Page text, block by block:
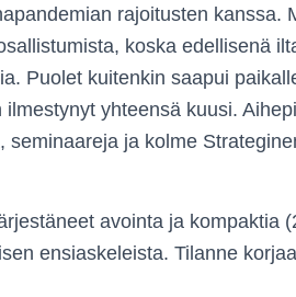
rajoitusten kanssa.
koska edellisenä
Puolet kuitenkin saapui
yhteensä kuusi.
seminaareja ja kolme
avointa ja kompaktia
ensiaskeleista. Tilanne